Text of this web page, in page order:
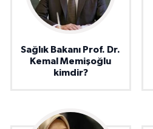
Sağlık Bakanı Prof. Dr.
Kemal Memişoğlu
kimdir?